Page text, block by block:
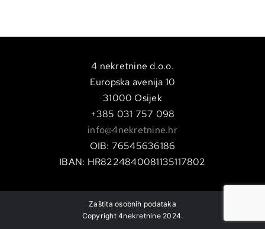
4 nekretnine d.o.o.
Europska avenija 10
31000 Osijek
+385 031 757 098
info@4nekretnine.hr
OIB: 76545636186
IBAN: HR8224840081135117802
Zaštita osobnih podataka
Copyright 4nekretnine 2024.